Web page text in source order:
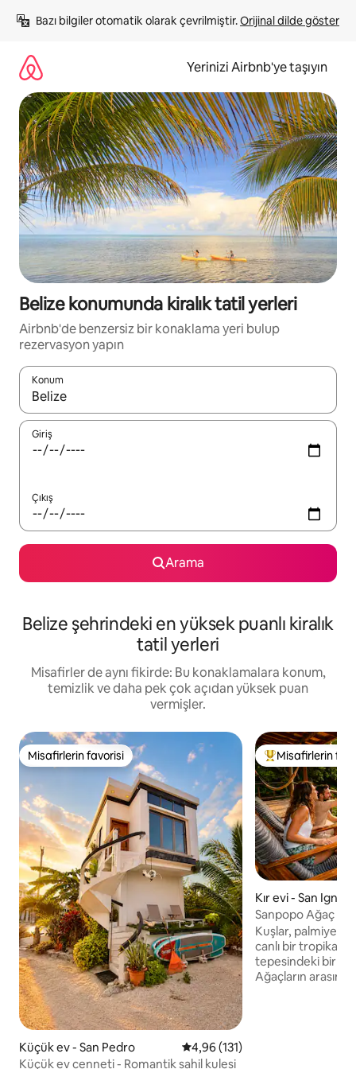
atla
Bazı bilgiler otomatik olarak çevrilmiştir. Orijinal dilde göster
Yerinizi Airbnb'ye taşıyın
Belize konumunda kiralık tatil yerleri
Airbnb'de benzersiz bir konaklama yeri bulup
rezervasyon yapın
Konum
Sonuçlar kullanılabilir olduğunda yukarı ve aşağı oklarıyla
Giriş
Çıkış
Arama
Belize şehrindeki en yüksek puanlı kiralık
tatil yerleri
Misafirler de aynı fikirde: Bu konaklamalara konum,
temizlik ve daha pek çok açıdan yüksek puan
vermişler.
Misafirlerin favorisi
Misafirlerin favorisi
Küçük ev - San Pedro 5 üzerinden ortalama 4,96
4,96 (131)
Küçük ev cenneti - Romantik sahil kulesi
Misafirlerin
Misafirlerin
Kır evi - San
Sanpopo Ağaç
Ignacio'ya Yakın,
Kuşlar,
canlı bir tropikal
tepesindeki bir
Ağaçların